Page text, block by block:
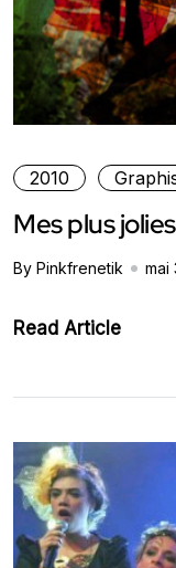
2010
Mes plus
By Pinkfrenetik mai
Read Article